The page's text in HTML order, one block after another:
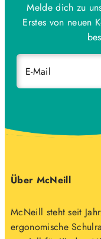
Melde dich zu
Erstes von neuen
E-Mail
Über McNeill
McNeill steht seit
ergonomische